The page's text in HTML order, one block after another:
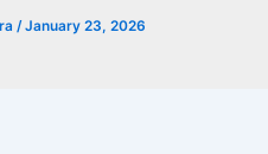
/January 23, 2026